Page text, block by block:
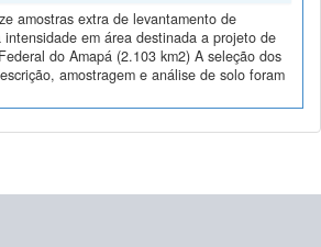
amostras extra de levantamento de
em área destinada a projeto de
do Amapá (2.103 km2) A seleção dos
amostragem e análise de solo foram